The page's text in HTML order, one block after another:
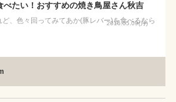
べたい！おすすめの焼き鳥屋さん秋吉
、色々回ってみてあか(豚レバー)を食べるなら
2016.05.09(月)